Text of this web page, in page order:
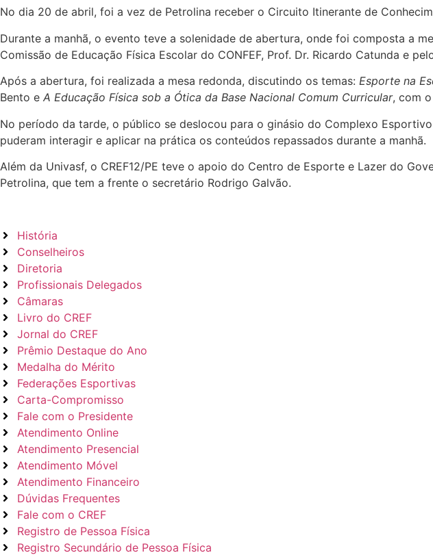
No dia 20 de abril, foi a vez de Petrolina receber o Circuito Itinerante de
Durante a manhã, o evento teve a solenidade de abertura, onde foi composta a
Comissão de Educação Física Escolar do CONFEF, Prof. Dr. Ricardo Catunda e
Após a abertura, foi realizada a mesa redonda, discutindo os temas: Esporte na
Bento e A Educação Física sob a Ótica da Base Nacional Comum Curricular, com
No período da tarde, o público se deslocou para o ginásio do Complexo
puderam interagir e aplicar na prática os conteúdos repassados durante a manhã.
Além da Univasf, o CREF12/PE teve o apoio do Centro de Esporte e Lazer do
Petrolina, que tem a frente o secretário Rodrigo Galvão.
História
Conselheiros
Diretoria
Profissionais Delegados
Câmaras
Livro do CREF
Jornal do CREF
Prêmio Destaque do Ano
Medalha do Mérito
Federações Esportivas
Carta-Compromisso
Fale com o Presidente
Atendimento Online
Atendimento Presencial
Atendimento Móvel
Atendimento Financeiro
Dúvidas Frequentes
Fale com o CREF
Registro de Pessoa Física
Registro Secundário de Pessoa Física